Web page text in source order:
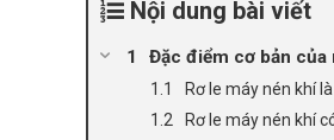
Nội dung bài viết
Đặc điểm cơ bản của
Rơ le máy nén khí
Rơ le máy nén khí